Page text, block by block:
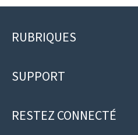
Pied
page
RUBRIQUES
SUPPORT
RESTEZ CONNECTÉ